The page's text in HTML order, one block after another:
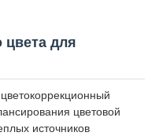
цвета для
цветовой
источников